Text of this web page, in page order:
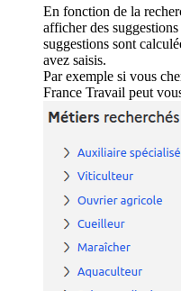
En fonction de la
afficher des
suggestions sont
avez saisis.
Par exemple si vous
France Travail peut